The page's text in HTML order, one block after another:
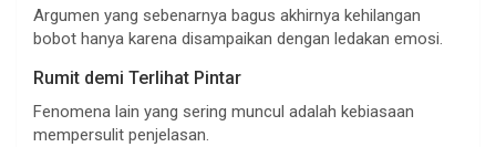
Argumen yang sebenarnya bagus akhirnya kehilangan
bobot hanya karena disampaikan dengan ledakan emosi.
Rumit demi Terlihat Pintar
Fenomena lain yang sering muncul adalah kebiasaan
mempersulit penjelasan.